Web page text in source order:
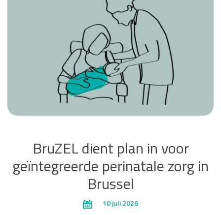
BruZEL dient plan in voor
geïntegreerde perinatale zorg in
Brussel
10 juli 2026